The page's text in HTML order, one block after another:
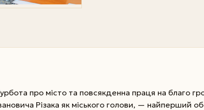
про місто та повсякденна праця на благо
Різака як міського голови, — найперший